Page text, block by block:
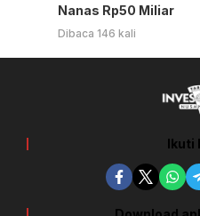
Nanas Rp50 Miliar
Dibaca 146 kali
Ikuti